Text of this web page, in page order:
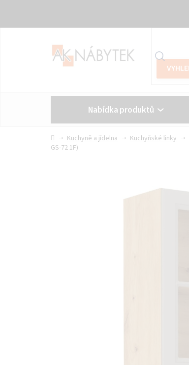
Nabídka produktů
Vše o nákupu Kontakt
DomůKuchyně a jídelna Kuchyňské linky
GS-72 1F)